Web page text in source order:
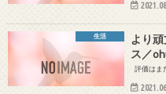
生活
より
ス／
評価はま